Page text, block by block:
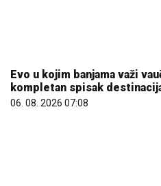
Evo u kojim banjama važi
kompletan spisak
06. 08. 2026 07:08